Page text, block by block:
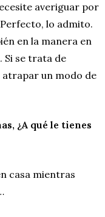
averiguar por
lo admito.
en la manera en
Si se trata de
atrapar un modo de
¿A qué le tienes
casa mientras